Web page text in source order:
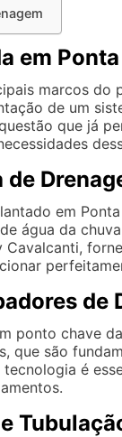
em
marcos do
de um
que já
em
água da
de
ponto chave
que são
é